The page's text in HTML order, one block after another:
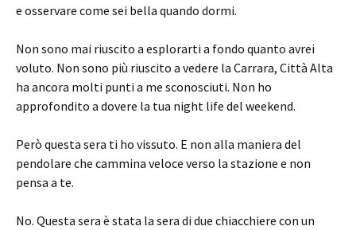
e osservare come sei bella quando dormi.
Non sono mai riuscito a esplorarti a fondo quanto avrei
voluto. Non sono più riuscito a vedere la Carrara, Città Alta
ha ancora molti punti a me sconosciuti. Non ho
approfondito a dovere la tua night life del weekend.
Però questa sera ti ho vissuto. E non alla maniera del
pendolare che cammina veloce verso la stazione e non
pensa a te.
No. Questa sera è stata la sera di due chiacchiere con un